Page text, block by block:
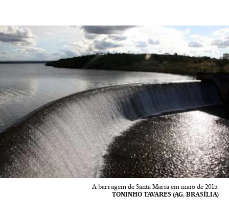
A barragem de Santa Maria em maio de 2015.
TONINHO TAVARES (AG. BRASÍLIA)